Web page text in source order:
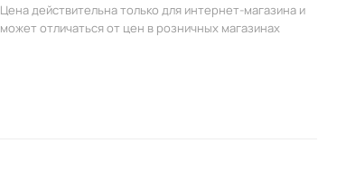
Цена действительна только для интернет-магазина и
может отличаться от цен в розничных магазинах